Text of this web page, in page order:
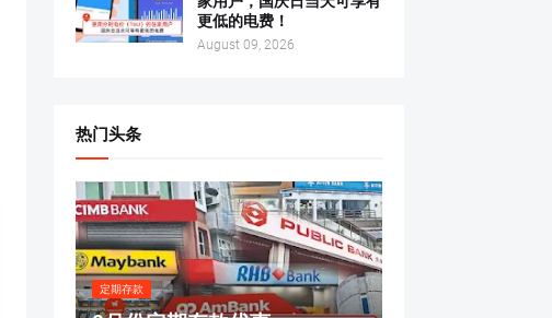
更低的电费！
August 09, 2026
热门头条
定期存款